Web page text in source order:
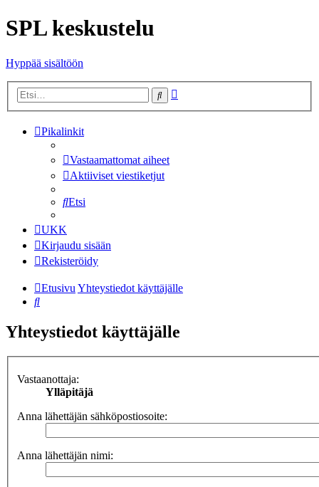
SPL keskustelu
Hyppää sisältöön
Etsi
Pikalinkit
Vastaamattomat aiheet
Aktiiviset viestiketjut
Etsi
UKK
Kirjaudu sisään
Rekisteröidy
EtusivuYhteystiedot käyttäjälle
Etsi
Yhteystiedot käyttäjälle
Vastaanottaja:
Ylläpitäjä
Anna lähettäjän sähköpostiosoite:
Anna lähettäjän nimi: